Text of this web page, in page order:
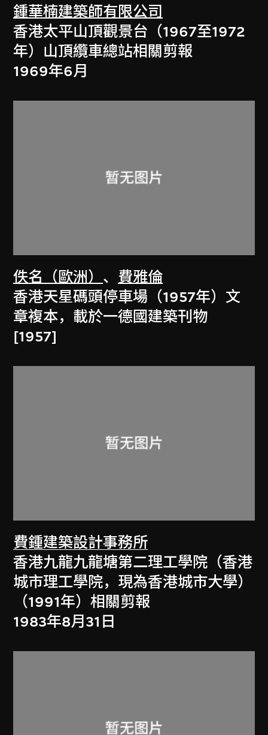
鍾華楠建築師有限公司
香港太平山頂觀景台（1967至1972
年）山頂纜車總站相關剪報
1969年6月
佚名（歐洲） 、 費雅倫
香港天星碼頭停車場（1957年）文
章複本，載於一德國建築刊物
[1957]
費鍾建築設計事務所
香港九龍九龍塘第二理工學院（香港
城市理工學院，現為香港城市大學）
（1991年）相關剪報
1983年8月31日